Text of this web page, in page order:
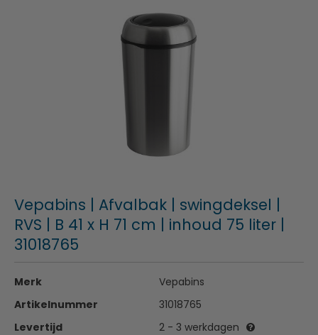
Vepabins | Afvalbak | swingdeksel |
RVS | B 41 x H 71 cm | inhoud 75 liter |
31018765
Merk
Vepabins
Artikelnummer
31018765
Levertijd
2 - 3 werkdagen